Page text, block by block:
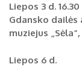
Liepos 3 d.
Gdansko dailės
muziejus
Liepos 6 d.